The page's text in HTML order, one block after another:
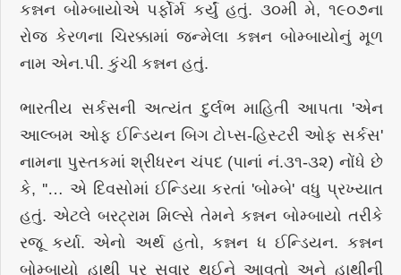
કન્નન બોમ્બાયોએ પર્ફોર્મ કર્યું હતું. ૩૦મી મે, ૧૯૦૭ના
રોજ કેરળના ચિરક્કામાં જન્મેલા કન્નન બોમ્બાયોનું મૂળ
નામ એન.પી. કુંચી કન્નન હતું.
ભારતીય સર્કસની અત્યંત દુર્લભ માહિતી આપતા 'એન
આલ્બમ ઓફ ઈન્ડિયન બિગ ટોપ્સ-હિસ્ટરી ઓફ સર્કસ'
નામના પુસ્તકમાં શ્રીધરન ચંપદ (પાનાં નં.૩૧-૩૨) નોંધે છે
કે, ''… એ દિવસોમાં ઈન્ડિયા કરતાં 'બોમ્બે' વધુ પ્રખ્યાત
હતું. એટલે બરટ્રામ મિલ્સે તેમને કન્નન બોમ્બાયો તરીકે
રજૂ કર્યા. એનો અર્થ હતો, કન્નન ધ ઈન્ડિયન. કન્નન
બોમ્બાયો હાથી પર સવાર થઈને આવતો અને હાથીની